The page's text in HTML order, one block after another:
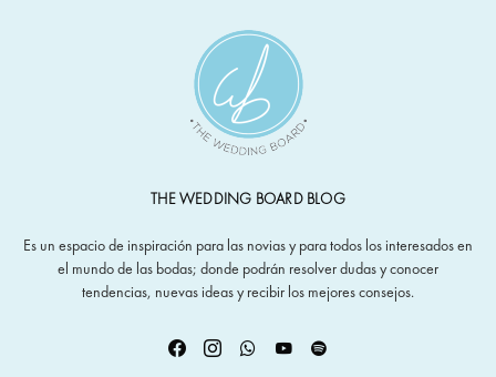
THE WEDDING BOARD BLOG
Es un espacio de inspiración para las novias y para todos los interesados en
el mundo de las bodas; donde podrán resolver dudas y conocer
tendencias, nuevas ideas y recibir los mejores consejos.